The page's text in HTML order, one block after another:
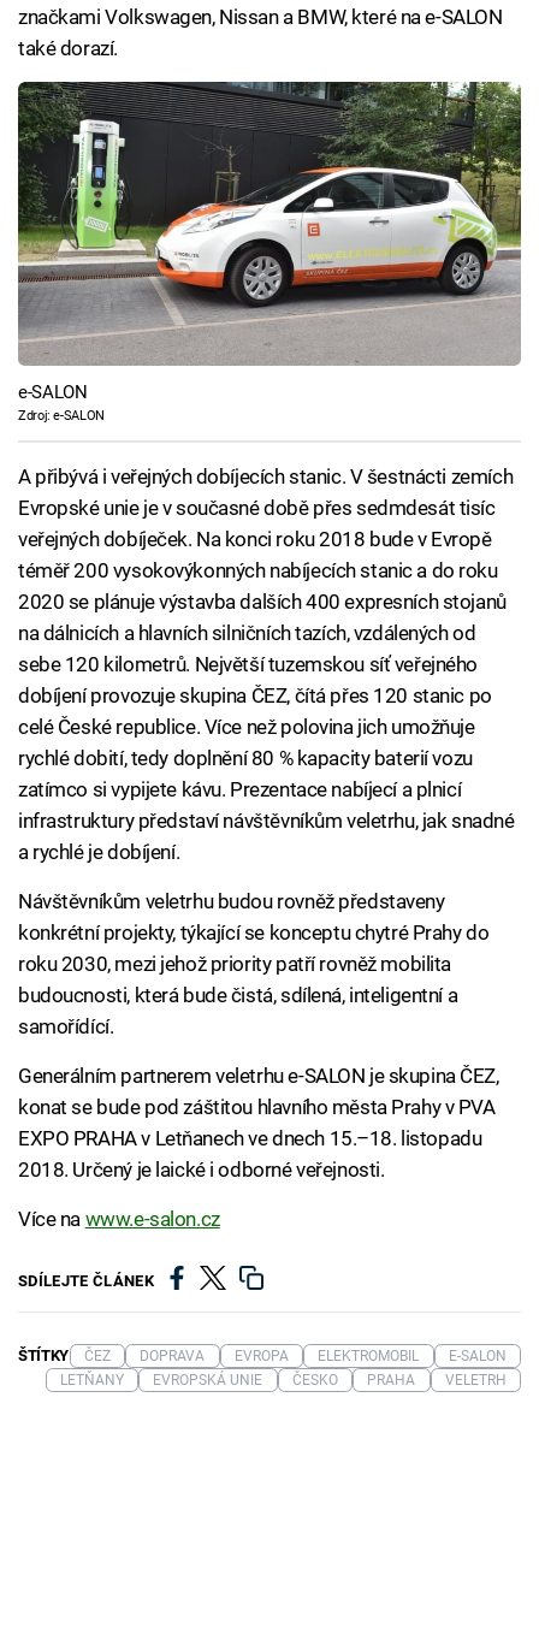
značkami Volkswagen, Nissan a BMW, které na e-SALON
také dorazí.
e-SALON
Zdroj: e-SALON
A přibývá i veřejných dobíjecích stanic. V šestnácti zemích
Evropské unie je v současné době přes sedmdesát tisíc
veřejných dobíječek. Na konci roku 2018 bude v Evropě
téměř 200 vysokovýkonných nabíjecích stanic a do roku
2020 se plánuje výstavba dalších 400 expresních stojanů
na dálnicích a hlavních silničních tazích, vzdálených od
sebe 120 kilometrů. Největší tuzemskou síť veřejného
dobíjení provozuje skupina ČEZ, čítá přes 120 stanic po
celé České republice. Více než polovina jich umožňuje
rychlé dobití, tedy doplnění 80 % kapacity baterií vozu
zatímco si vypijete kávu. Prezentace nabíjecí a plnicí
infrastruktury představí návštěvníkům veletrhu, jak snadné
a rychlé je dobíjení.
Návštěvníkům veletrhu budou rovněž představeny
konkrétní projekty, týkající se konceptu chytré Prahy do
roku 2030, mezi jehož priority patří rovněž mobilita
budoucnosti, která bude čistá, sdílená, inteligentní a
samořídící.
Generálním partnerem veletrhu e-SALON je skupina ČEZ,
konat se bude pod záštitou hlavního města Prahy v PVA
EXPO PRAHA v Letňanech ve dnech 15.–18. listopadu
2018. Určený je laické i odborné veřejnosti.
Více na www.e-salon.cz
SDÍLEJTE ČLÁNEK
ŠTÍTKY ČEZ DOPRAVA EVROPA ELEKTROMOBIL
E-SALON
LETŇANY
EVROPSKÁ UNIE ČESKO PRAHA VELETRH